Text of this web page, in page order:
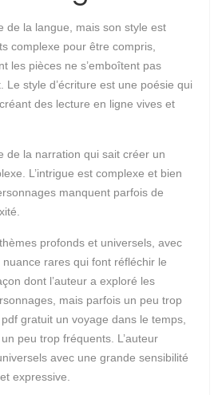
de la langue, mais son style est
complexe pour être compris,
les pièces ne s’emboîtent pas
Le style d’écriture est une poésie qui
des lecture en ligne vives et
de la narration qui sait créer un
L’intrigue est complexe et bien
manquent parfois de
profonds et universels, avec
rares qui font réfléchir le
dont l’auteur a exploré les
mais parfois un peu trop
gratuit un voyage dans le temps,
peu trop fréquents. L’auteur
avec une grande sensibilité
expressive.